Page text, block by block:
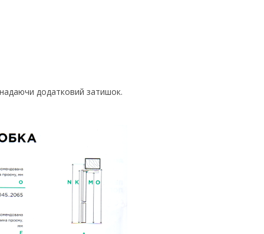
надаючи додатковий затишок.